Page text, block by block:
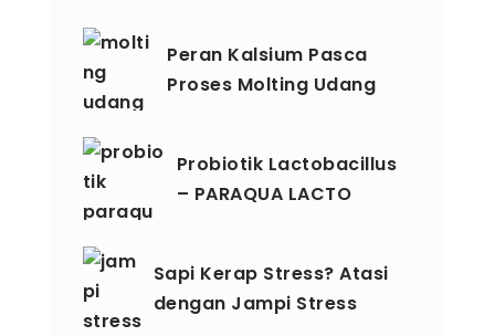
Peran Kalsium Pasca
Proses Molting Udang
Probiotik Lactobacillus
– PARAQUA LACTO
Sapi Kerap Stress? Atasi
dengan Jampi Stress